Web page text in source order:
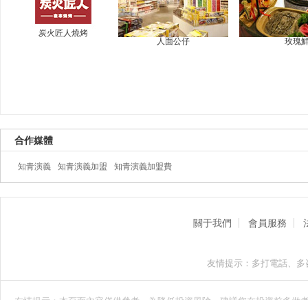
炭火匠人燒烤
人面公仔
玫瑰
合作媒體
知青演義 知青演義加盟 知青演義加盟費
關于我們 會員服務
友情提示：多打電話、